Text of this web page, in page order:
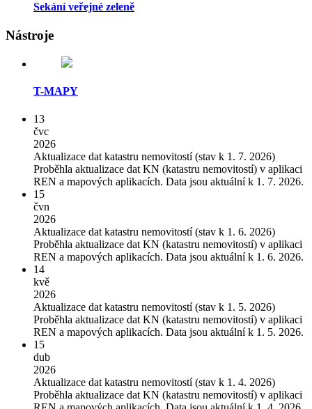
Sekání veřejné zeleně
Nástroje
T-MAPY
13
čvc
2026
Aktualizace dat katastru nemovitostí (stav k 1. 7. 2026)
Proběhla aktualizace dat KN (katastru nemovitostí) v aplikaci
REN a mapových aplikacích. Data jsou aktuální k 1. 7. 2026.
15
čvn
2026
Aktualizace dat katastru nemovitostí (stav k 1. 6. 2026)
Proběhla aktualizace dat KN (katastru nemovitostí) v aplikaci
REN a mapových aplikacích. Data jsou aktuální k 1. 6. 2026.
14
kvě
2026
Aktualizace dat katastru nemovitostí (stav k 1. 5. 2026)
Proběhla aktualizace dat KN (katastru nemovitostí) v aplikaci
REN a mapových aplikacích. Data jsou aktuální k 1. 5. 2026.
15
dub
2026
Aktualizace dat katastru nemovitostí (stav k 1. 4. 2026)
Proběhla aktualizace dat KN (katastru nemovitostí) v aplikaci